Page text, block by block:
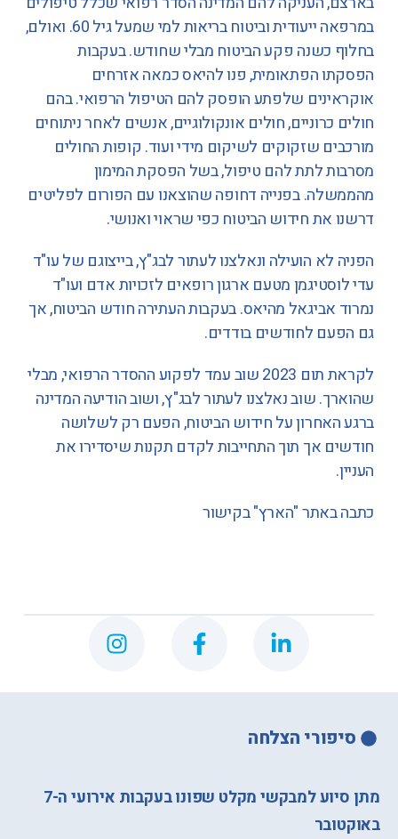
במרפאה ייעודית וביטוח בריאות למי שמעל גיל 60. ואולם,
בחלוף כשנה פקע הביטוח מבלי שחודש. בעקבות
הפסקתו הפתאומית, פנו להיאס כמאה אזרחים
אוקראינים שלפתע הופסק להם הטיפול הרפואי. בהם
חולים כרוניים, חולים אונקולוגיים, אנשים לאחר ניתוחים
מורכבים שזקוקים לשיקום מידי ועוד. קופות החולים
מסרבות לתת להם טיפול, בשל הפסקת המימון
מהממשלה. בפנייה דחופה שהוצאנו עם הפורום לפליטים
דרשנו את חידוש הביטוח כפי שראוי ואנושי.
הפניה לא הועילה ונאלצנו לעתור לבג"ץ, בייצוגם של עו"ד
עדי לוסטיגמן מטעם ארגון רופאים לזכויות אדם ועו"ד
נמרוד אביגאל מהיאס. בעקבות העתירה חודש הביטוח, אך
גם הפעם לחודשים בודדים.
לקראת תום 2023 שוב עמד לפקוע ההסדר הרפואי, מבלי
שהוארך. שוב נאלצנו לעתור לבג"ץ, ושוב הודיעה המדינה
ברגע האחרון על חידוש הביטוח, הפעם רק לשלושה
חודשים אך תוך התחייבות לקדם תקנות שיסדירו את
העניין.
כתבה באתר "הארץ"בקישור
סיפורי הצלחה
מתן סיוע למבקשי מקלט שפונו בעקבות אירועי ה-7
באוקטובר